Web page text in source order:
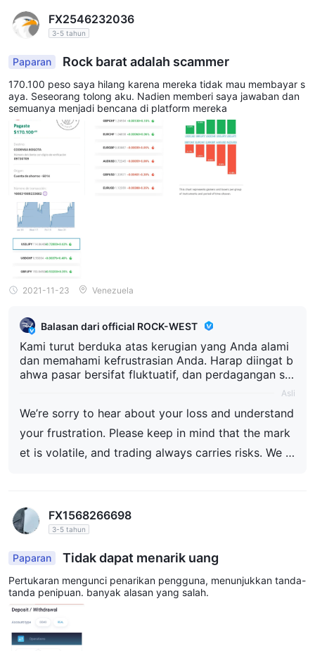
FX2546232036
3-5 tahun
Paparan Rock barat adalah scammer
170.100 peso saya hilang karena mereka tidak mau membayar s
aya. Seseorang tolong aku. Nadien memberi saya jawaban dan
semuanya menjadi bencana di platform mereka
2021-11-23 Venezuela
Balasan dari official ROCK-WEST
Kami turut berduka atas kerugian yang Anda alami
dan memahami kefrustrasian Anda. Harap diingat b
ahwa pasar bersifat fluktuatif, dan perdagangan sel
alu memiliki risiko. Kami mendorong semua trader k
nal, dan meluangkan waktu untuk mempelajari lebih
dalam. Mengembangkan strategi perdagangan yan
g matang berdasarkan pengetahuan dan disiplin sa
ngat penting untuk meningkatkan potensi kesukses
Asli
We’re sorry to hear about your loss and understand
your frustration. Please keep in mind that the mark
et is volatile, and trading always carries risks. We e
elves. Developing a well-thought-out trading strate
gy based on knowledge and discipline is essential t
o increase the potential for success. We are here to
challenges and improving their trading experience.
FX1568266698
3-5 tahun
Paparan Tidak dapat menarik uang
Pertukaran mengunci penarikan pengguna, menunjukkan tanda-
tanda penipuan. banyak alasan yang salah.